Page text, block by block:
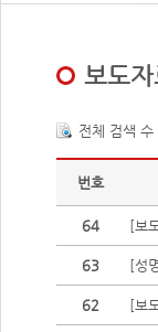
보도
전체 검색 수
번호
64 [보
63 [성
62 [보